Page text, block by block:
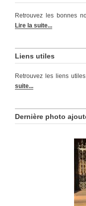
Retrouvez les bonnes
Lire la suite...
Liens utiles
Retrouvez les liens
suite...
Dernière photo